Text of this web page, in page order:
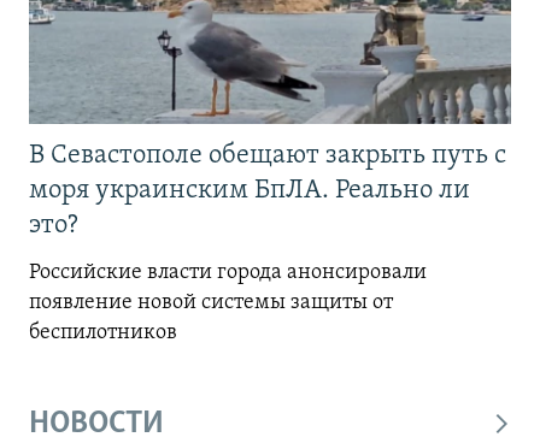
В Севастополе обещают закрыть путь с
моря украинским БпЛА. Реально ли
это?
Российские власти города анонсировали
появление новой системы защиты от
беспилотников
НОВОСТИ